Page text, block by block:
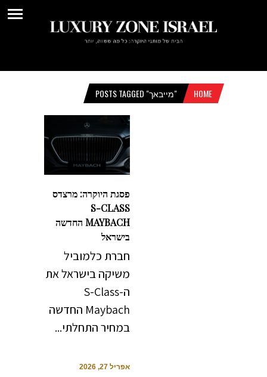
HOME POSTS TAGGED "מייבאך"
פסגת היוקרה: מרצדס
S-CLASS
MAYBACH החדשה
בישראל
חברת כלמוביל
משיקה בישראל את
ה-S-Class
Maybach החדשה
במחיר התחלתי...
אפריל 27, 2026